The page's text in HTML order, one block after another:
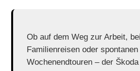
Ob auf dem Weg zur Arbeit, bei
Familienreisen oder spontanen
Wochenendtouren – der